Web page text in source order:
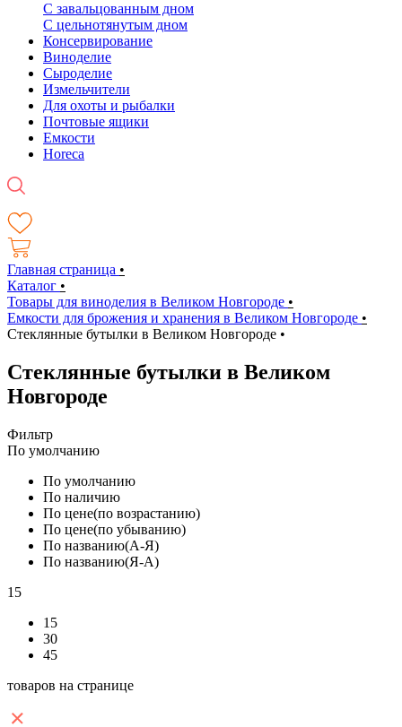
С завальцованным дном
С цельнотянутым дном
Консервирование
Виноделие
Сыроделие
Измельчители
Для охоты и рыбалки
Почтовые ящики
Емкости
Horeca
Главная страница •
Каталог •
Товары для виноделия в Великом Новгороде •
Емкости для брожения и хранения в Великом Новгороде •
Стеклянные бутылки в Великом Новгороде •
Стеклянные бутылки в Великом
Новгороде
Фильтр
По умолчанию
По умолчанию
По наличию
По цене(по возрастанию)
По цене(по убыванию)
По названию(А-Я)
По названию(Я-А)
15
15
30
45
товаров на странице